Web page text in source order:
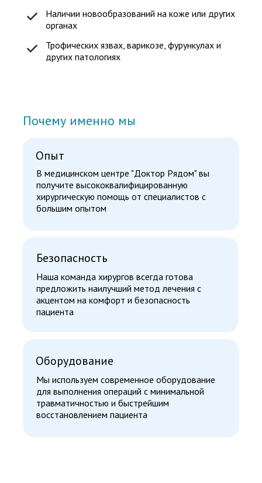
Почему именно мы
Опыт
В медицинском центре "Доктор Рядом" вы
получите высококвалифицированную
хирургическую помощь от специалистов с
большим опытом
Оборудование
Мы используем современное оборудование
для выполнения операций с минимальной
травматичностью и быстрейшим
восстановлением пациента
Безопасность
Наша команда хирургов всегда готова
предложить наилучший метод лечения с
акцентом на комфорт и безопасность
пациента
Наличии новообразований на коже или других
органах
Трофических язвах, варикозе, фурункулах и
других патологиях